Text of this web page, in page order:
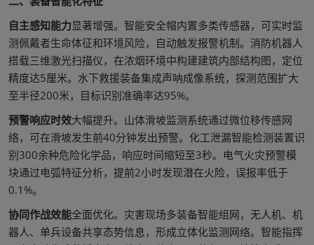
自主感知能力显著增强。智能安全帽内置多类传感器，可实时监
测佩戴者生命体征和环境风险，自动触发报警机制。消防机器人
搭载三维激光扫描仪，在浓烟环境中构建建筑内部结构图，定位
精度达5厘米。水下救援装备集成声呐成像系统，探测范围扩大
至半径200米，目标识别准确率达95%。
预警响应时效大幅提升。山体滑坡监测系统通过微位移传感网
络，可在滑坡发生前40分钟发出预警。化工泄漏智能检测装置识
别300余种危险化学品，响应时间缩短至3秒。电气火灾预警模
块通过电弧特征分析，提前2小时发现潜在火险，误报率低于
0.1%。
协同作战效能全面优化。灾害现场多装备智能组网，无人机、机
器人、单兵设备共享态势信息，形成立体化监测网络。智能指挥